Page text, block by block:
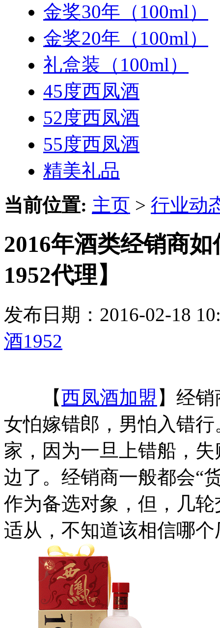
金奖30年（100ml）
金奖20年（100ml）
礼盒装（100ml）
45度西凤酒
52度西凤酒
55度西凤酒
精美礼品
当前位置: 主页 > 行业动
2016年酒类经销商
1952代理】
发布日期：2016-02-18
酒1952
【西凤酒加盟 】经
女怕嫁错郎，男怕入错
家，因为一旦上错船，
边了。经销商一般都会“
作为备选对象，但，几
适从，不知道该相信哪个